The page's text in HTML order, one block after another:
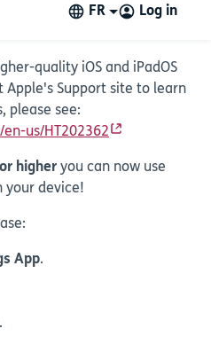
FR Log in
switch back to your regular
quality iOS and iPadOS
Apple's Support site to learn
please see:
us/HT202362
higher you can now use
your device!
App.
.